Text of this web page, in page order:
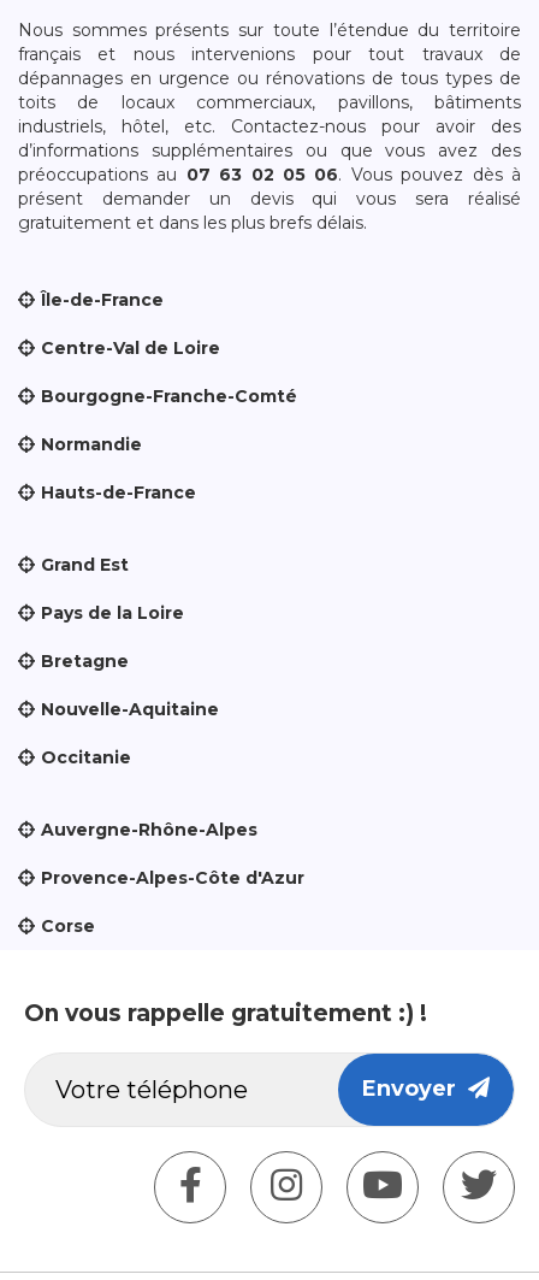
Nous sommes présents sur toute l’étendue du territoire
français et nous intervenions pour tout travaux de
dépannages en urgence ou rénovations de tous types de
toits de locaux commerciaux, pavillons, bâtiments
industriels, hôtel, etc. Contactez-nous pour avoir des
d’informations supplémentaires ou que vous avez des
préoccupations au 07 63 02 05 06. Vous pouvez dès à
présent demander un devis qui vous sera réalisé
gratuitement et dans les plus brefs délais.
Île-de-France
Centre-Val de Loire
Bourgogne-Franche-Comté
Normandie
Hauts-de-France
Grand Est
Pays de la Loire
Bretagne
Nouvelle-Aquitaine
Occitanie
Auvergne-Rhône-Alpes
Provence-Alpes-Côte d'Azur
Corse
On vous rappelle gratuitement :) !
Envoyer